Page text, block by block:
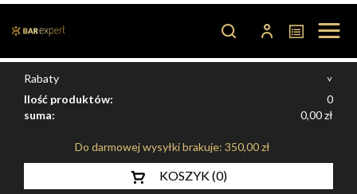
0
0,00 zł
Do darmowej wysyłki brakuje: 350,00 zł
KOSZYK (0)